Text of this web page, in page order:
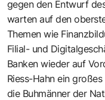
gegen den Entwurf
warten auf den
Themen wie
Filial- und
Banken wieder auf
Riess-Hahn ein
die Buhmänner der